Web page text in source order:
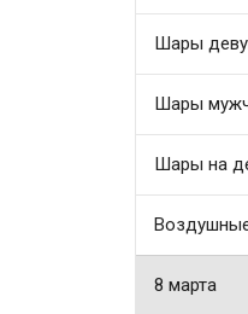
Шары
Шары
Шары на
8 марта